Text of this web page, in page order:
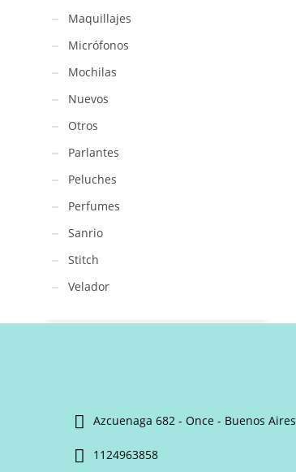
Maquillajes
Micrófonos
Mochilas
Nuevos
Otros
Parlantes
Peluches
Perfumes
Sanrio
Stitch
Velador
Azcuenaga 682 - Once - Buenos Aires
1124963858